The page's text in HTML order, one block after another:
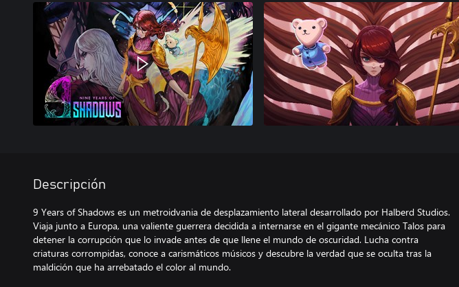
Descripción
9 Years of Shadows es un metroidvania de desplazamiento lateral desarrollado por Halberd Studios.
Viaja junto a Europa, una valiente guerrera decidida a internarse en el gigante mecánico Talos para
detener la corrupción que lo invade antes de que llene el mundo de oscuridad. Lucha contra
criaturas corrompidas, conoce a carismáticos músicos y descubre la verdad que se oculta tras la
maldición que ha arrebatado el color al mundo.